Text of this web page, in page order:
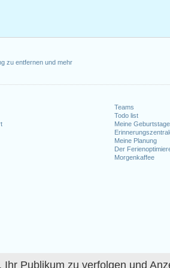
Publikum zu verfolgen und
zu entfernen und mehr
Teams
Todo list
Meine Geburtstage
Meine Planung
Der
Morgenkaffee